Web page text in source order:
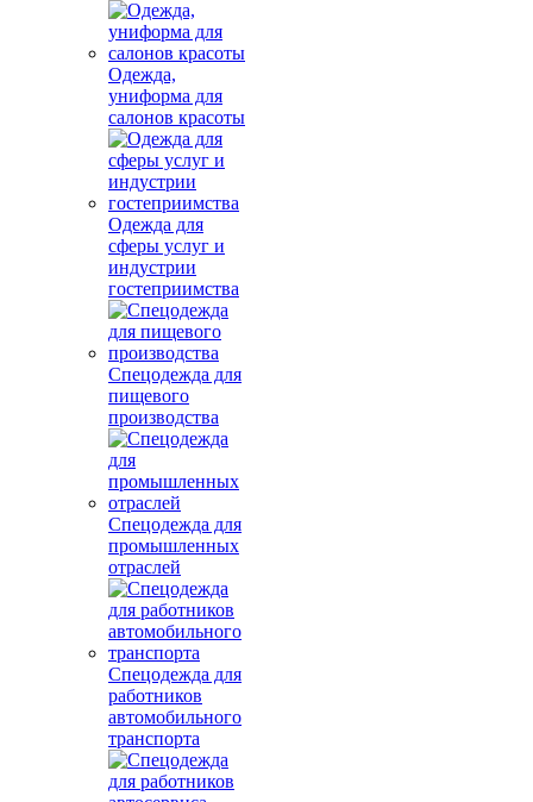
Одежда,
униформа для
салонов красоты
Одежда для
сферы услуг и
индустрии
гостеприимства
Спецодежда для
пищевого
производства
Спецодежда для
промышленных
отраслей
Спецодежда для
работников
автомобильного
транспорта